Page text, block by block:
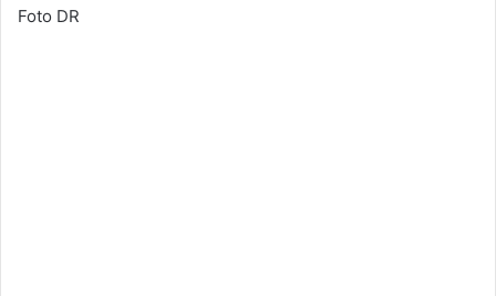
Foto DR